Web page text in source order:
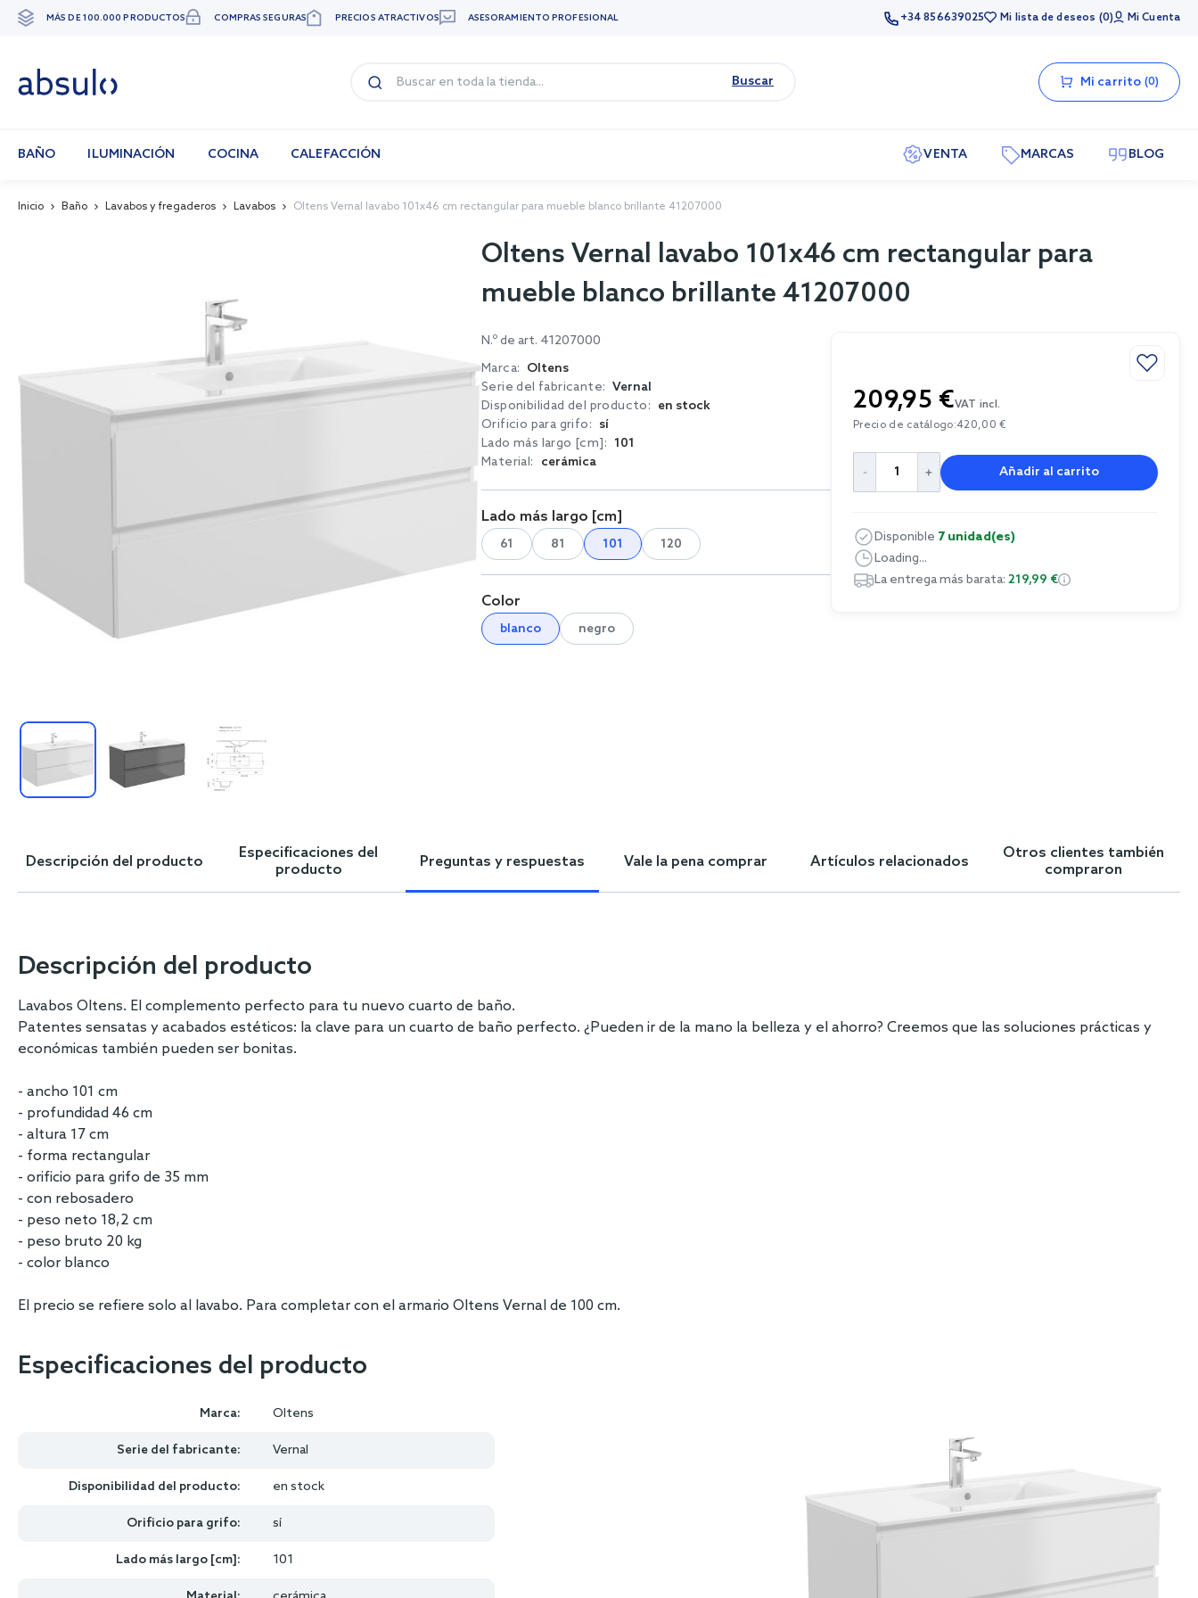
Ir
MÁS DE 100.000 PRODUCTOS COMPRAS SEGURAS PRECIOS ATRACTIVOS ASESORAMIENTO PROFESIONAL +34 856639025 Mi lista de deseos 0 Mi Cuenta
Buscar Mi carrito 0
BAÑO ILUMINACIÓN COCINA CALEFACCIÓN VENTA MARCAS BLOG
Inicio Baño Lavabos y fregaderos Lavabos Oltens Vernal lavabo 101x46 cm rectangular para mueble blanco brillante 41207000
beginning
Oltens Vernal lavabo 101x46 cm rectangular para
mueble blanco brillante 41207000
N.º de art. 41207000
Marca: Oltens
Serie del fabricante: Vernal
Disponibilidad del producto: en stock
Orificio para grifo: sí
Lado más largo [cm]: 101
Material:
cerámica
Lado más largo [cm]
61 81 101 120
Color
blanco negro
209,95 €VAT incl.
Precio de catálogo:420,00 €
Añadir al carrito
Disponible 7 unidad(es)
Loading...
La entrega más barata: 219,99 €
Descripción del producto
Especificaciones del
producto
Preguntas y respuestas Vale la pena comprar Artículos relacionados
Otros clientes también
compraron
Descripción del producto
Lavabos Oltens. El complemento perfecto para tu nuevo cuarto de baño.
Patentes sensatas y acabados estéticos: la clave para un cuarto de baño perfecto. ¿Pueden ir de la mano la belleza y el ahorro? Creemos que las soluciones prácticas y
económicas también pueden ser bonitas.
- ancho 101 cm
- profundidad 46 cm
- altura 17 cm
- forma rectangular
- orificio para grifo de 35 mm
- con rebosadero
- peso neto 18,2 cm
- peso bruto 20 kg
- color blanco
El precio se refiere solo al lavabo. Para completar con el armario Oltens Vernal de 100 cm.
Especificaciones del producto
Marca: Oltens
Serie del fabricante: Vernal
Disponibilidad del producto: en stock
Orificio para grifo: sí
Lado más largo [cm]: 101